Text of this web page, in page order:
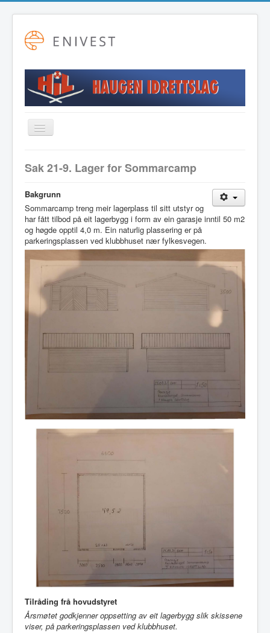
Toggle
Navigation
Fotball
Friidrett
Langrenn
Hovudstyret
Idrettslaget
Klubblokaler
Sak 21-9. Lager for Sommarcamp
Bakgrunn
Sommarcamp treng meir lagerplass til sitt utstyr og
har fått tilbod på eit lagerbygg i form av ein garasje inntil 50 m2
og høgde opptil 4,0 m. Ein naturlig plassering er på
parkeringsplassen ved klubbhuset nær fylkesvegen.
Tilråding frå hovudstyret
Årsmøtet godkjenner oppsetting av eit lagerbygg slik skissene
viser, på parkeringsplassen ved klubbhuset.